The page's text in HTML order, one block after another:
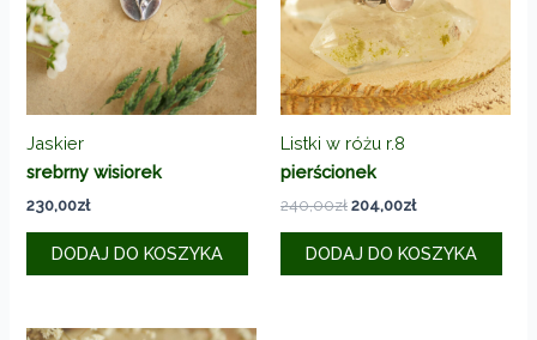
Jaskier
srebrny wisiorek
230,00zł
DODAJ DO KOSZYKA
Listki w różu r.8
pierścionek
240,00zł Pierwotna
wynosiła:
240,00zł.
204,00złAktualna
wynosi:
204,00zł.
DODAJ DO KOSZYKA